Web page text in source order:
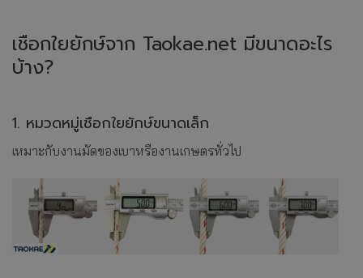
เชือกใยยักษ์จาก Taokae.net มีขนาดอะไร
บ้าง?
1. หมวดหมู่เชือกใยยักษ์ขนาดเล็ก
เหมาะกับงานมัดของเบาหรืองานเกษตรทั่วไป